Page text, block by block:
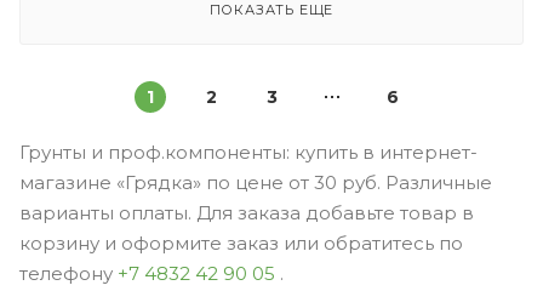
ПОКАЗАТЬ ЕЩЕ
1 2 3 6
Грунты и проф.компоненты: купить в интернет-
магазине «Грядка» по цене от 30 руб. Различные
варианты оплаты. Для заказа добавьте товар в
корзину и оформите заказ или обратитесь по
телефону +7 4832 42 90 05 .